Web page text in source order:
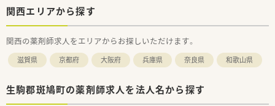
関西エリアから探す
関西の薬剤師求人をエリアからお探しいただけます。
滋賀県 京都府 大阪府 兵庫県 奈良県 和歌山県
生駒郡斑鳩町の薬剤師求人を法人名から探す